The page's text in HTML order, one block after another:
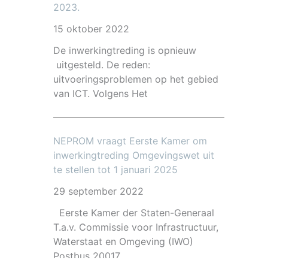
2023.
15 oktober 2022
De inwerkingtreding is opnieuw
uitgesteld. De reden:
uitvoeringsproblemen op het gebied
van ICT. Volgens Het
NEPROM vraagt Eerste Kamer om
inwerkingtreding Omgevingswet uit
te stellen tot 1 januari 2025
29 september 2022
Eerste Kamer der Staten-Generaal
T.a.v. Commissie voor Infrastructuur,
Waterstaat en Omgeving (IWO)
Postbus 20017